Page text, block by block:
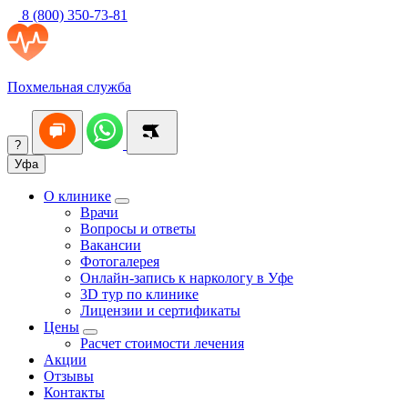
8 (800) 350-73-81
Похмельная служба
?
Уфа
О клинике
Врачи
Вопросы и ответы
Вакансии
Фотогалерея
Онлайн-запись к наркологу в Уфе
3D тур по клинике
Лицензии и сертификаты
Цены
Расчет стоимости лечения
Акции
Отзывы
Контакты